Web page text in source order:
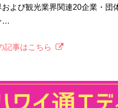
よび観光業界関連20企業・団
…
記事はこちら